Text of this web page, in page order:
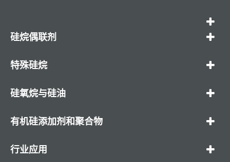
硅烷偶联剂
特殊硅烷
硅氧烷与硅油
有机硅添加剂和聚合物
行业应用